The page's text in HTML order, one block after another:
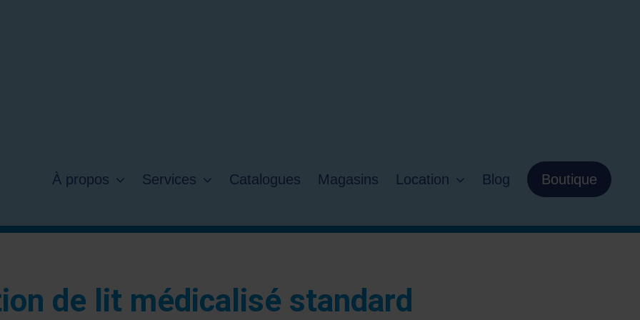
À propos Services Catalogues Magasins Location Blog Boutique
de lit médicalisé standard